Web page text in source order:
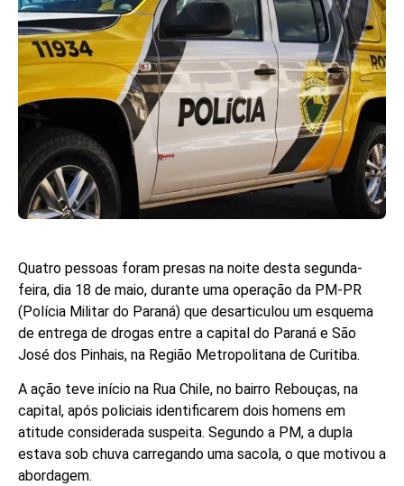
Quatro pessoas foram presas na noite desta segunda-
feira, dia 18 de maio, durante uma operação da PM-PR
(Polícia Militar do Paraná) que desarticulou um esquema
de entrega de drogas entre a capital do Paraná e São
José dos Pinhais, na Região Metropolitana de Curitiba.
A ação teve início na Rua Chile, no bairro Rebouças, na
capital, após policiais identificarem dois homens em
atitude considerada suspeita. Segundo a PM, a dupla
estava sob chuva carregando uma sacola, o que motivou a
abordagem.